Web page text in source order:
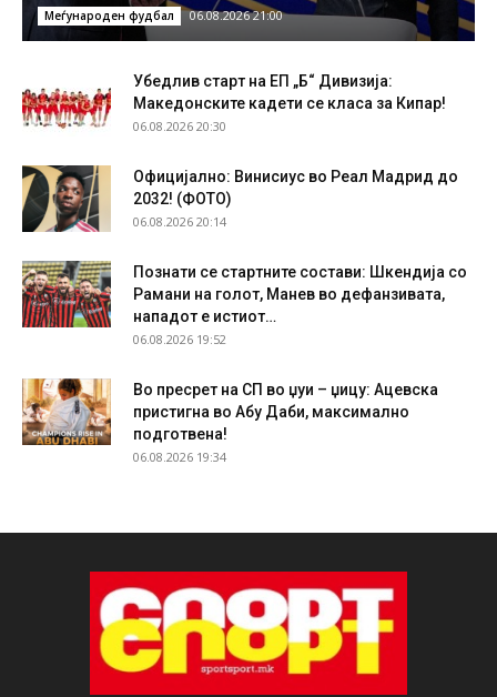
Меѓународен фудбал 06.08.2026 21:00
Убедлив старт на ЕП „Б“ Дивизија:
Македонските кадети се класа за Кипар!
06.08.2026 20:30
Официјално: Винисиус во Реал Мадрид до
2032! (ФОТО)
06.08.2026 20:14
Познати се стартните состави: Шкендија со
Рамани на голот, Манев во дефанзивата,
нападот е истиот…
06.08.2026 19:52
Во пресрет на СП во џуи – џицу: Ацевска
пристигна во Абу Даби, максимално
подготвена!
06.08.2026 19:34